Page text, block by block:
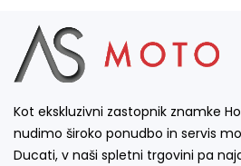
Kot ekskluzivni zastopnik znamke
nudimo široko ponudbo in servis
Ducati, v naši spletni trgovini pa